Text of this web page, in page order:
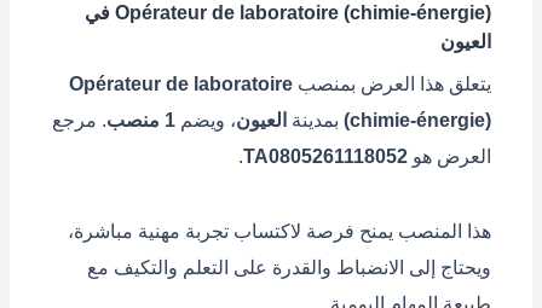
Opérateur de laboratoire (chimie-énergie) في
العيون
يتعلق هذا العرض بمنصب Opérateur de laboratoire
(chimie-énergie) بمدينة العيون، ويضم 1 منصب
. مرجع
العرض هو TA0805261118052
.
هذا المنصب يمنح فرصة لاكتساب تجربة مهنية مباشرة،
ويحتاج إلى الانضباط والقدرة على التعلم والتكيف مع
طبيعة المهام اليومية.